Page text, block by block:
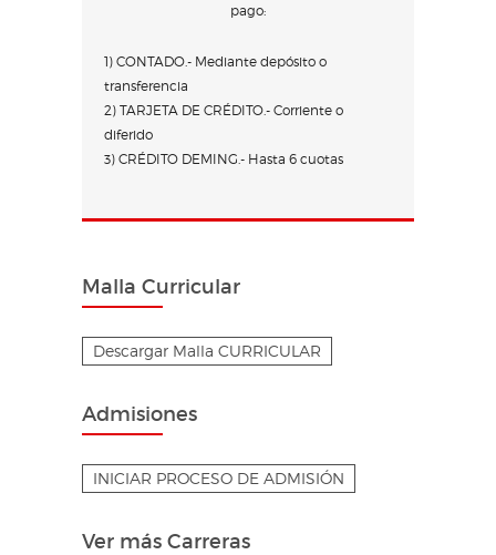
pago:
1) CONTADO.- Mediante depósito o
transferencia
2) TARJETA DE CRÉDITO.- Corriente o
diferido
3) CRÉDITO DEMING.- Hasta 6 cuotas
Malla Curricular
Descargar Malla CURRICULAR
Admisiones
INICIAR PROCESO DE ADMISIÓN
Ver más Carreras